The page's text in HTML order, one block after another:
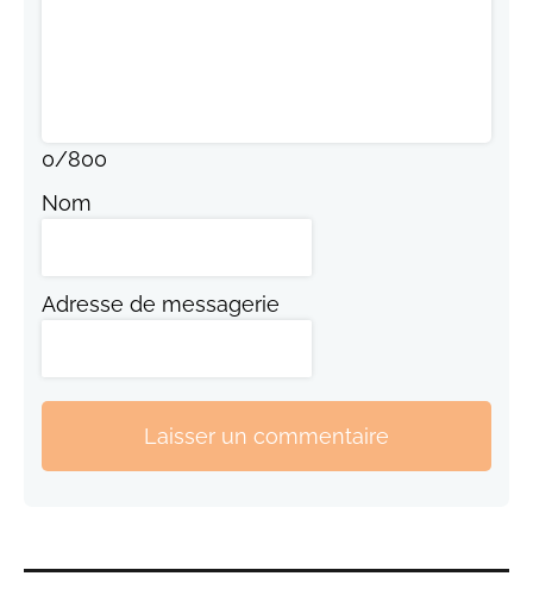
0/800
Nom
Adresse de messagerie
Laisser un commentaire